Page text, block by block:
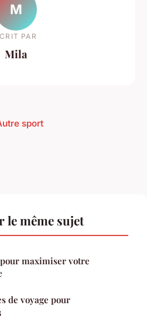
M
PAR
Mila
sport
même sujet
maximiser votre
de voyage pour